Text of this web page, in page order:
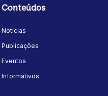
Conteúdos
Notícias
Publicações
Eventos
Informativos